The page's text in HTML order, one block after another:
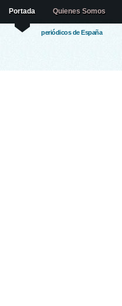
periódicos de España
Portada Quienes Somos